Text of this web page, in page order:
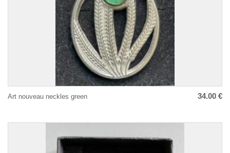
Art nouveau neckles green 34.00 €